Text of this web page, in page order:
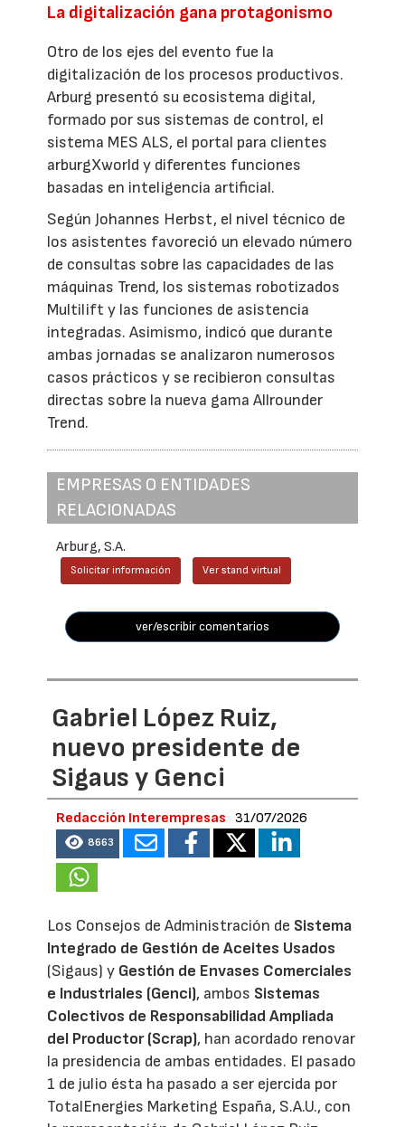
La digitalización gana protagonismo
Otro de los ejes del evento fue la
digitalización de los procesos productivos.
Arburg presentó su ecosistema digital,
formado por sus sistemas de control, el
sistema MES ALS, el portal para clientes
arburgXworld y diferentes funciones
basadas en inteligencia artificial.
Según Johannes Herbst, el nivel técnico de
los asistentes favoreció un elevado número
de consultas sobre las capacidades de las
máquinas Trend, los sistemas robotizados
Multilift y las funciones de asistencia
integradas. Asimismo, indicó que durante
ambas jornadas se analizaron numerosos
casos prácticos y se recibieron consultas
directas sobre la nueva gama Allrounder
Trend.
EMPRESAS O ENTIDADES
RELACIONADAS
Arburg, S.A.
Solicitar información Ver stand virtual
ver/escribir comentarios
Gabriel López Ruiz,
nuevo presidente de
Sigaus y Genci
Redacción Interempresas 31/07/2026
8663
Los Consejos de Administración de Sistema
Integrado de Gestión de Aceites Usados
(Sigaus) y Gestión de Envases Comerciales
e Industriales (Genci), ambos Sistemas
Colectivos de Responsabilidad Ampliada
del Productor (Scrap), han acordado renovar
la presidencia de ambas entidades. El pasado
1 de julio ésta ha pasado a ser ejercida por
TotalEnergies Marketing España, S.A.U., con